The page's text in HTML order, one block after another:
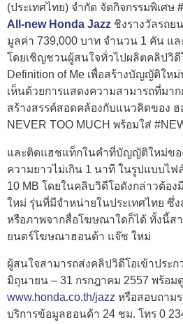
(ประเทศไทย) จำกัด จัดกิจกรรมพิเศษ
All-new Honda Jazz ชิงรางวัลรถย
มูลค่า 739,000 บาท จำนวน 1 คัน แล
โดยเชิญชวนผู้สนใจทั่วไปผลิตคลิปวิ
Definition of Me เพื่อสร้างบัญญัติให
เห็นด้วยการแสดงความสามารถที่มา
สร้างสรรค์สอดคล้องกับแนวคิดของ
NEVER TOO MUCH พร้อมใส่
และติดแฮชแท็กในคำที่บัญญัติใหม่ขอ
ความยาวไม่เกิน 1 นาที ในรูปแบบไฟ
10 MB โดยในคลิบวิดีโอดังกล่าวต้อ
ใหม่ รุ่นที่มีจำหน่ายในประเทศไทย ซึ่ง
หรือภาพจากสื่อโฆษณาใดก็ได้ ทั้งนี้ส
ยนตร์โฆษณาฮอนด้า แจ๊ซ ใหม่
ผู้สนใจสามารถส่งคลิปวิดีโอเข้าประ
มิถุนายน – 31 กรกฎาคม 2557 พร้อม
www.honda.co.th/jazz หรือสอบถาม
บริการข้อมูลฮอนด้า 24 ชม. โทร 0